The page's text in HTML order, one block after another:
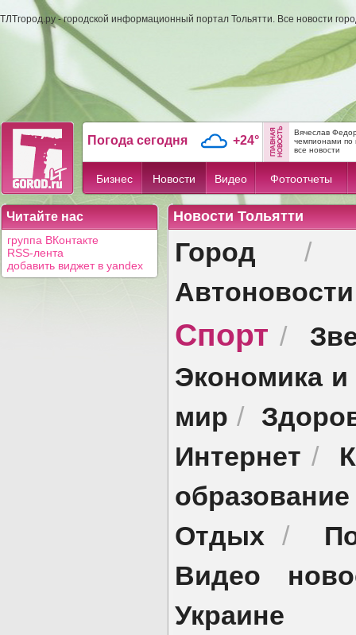
ТЛТгород.ру - городской информационный портал Тольятти. Все новости
Погода сегодня +24°
Вячеслав
чемпионами по
все новости
Бизнес Новости Видео Фотоотчеты
Читайте нас
группа ВКонтакте
RSS-лента
добавить виджет в yandex
Новости Тольятти
Город
Автоновости
Спорт /
Экономика и
мир /
Интернет /
образование
Отдых /
Видео
Украине